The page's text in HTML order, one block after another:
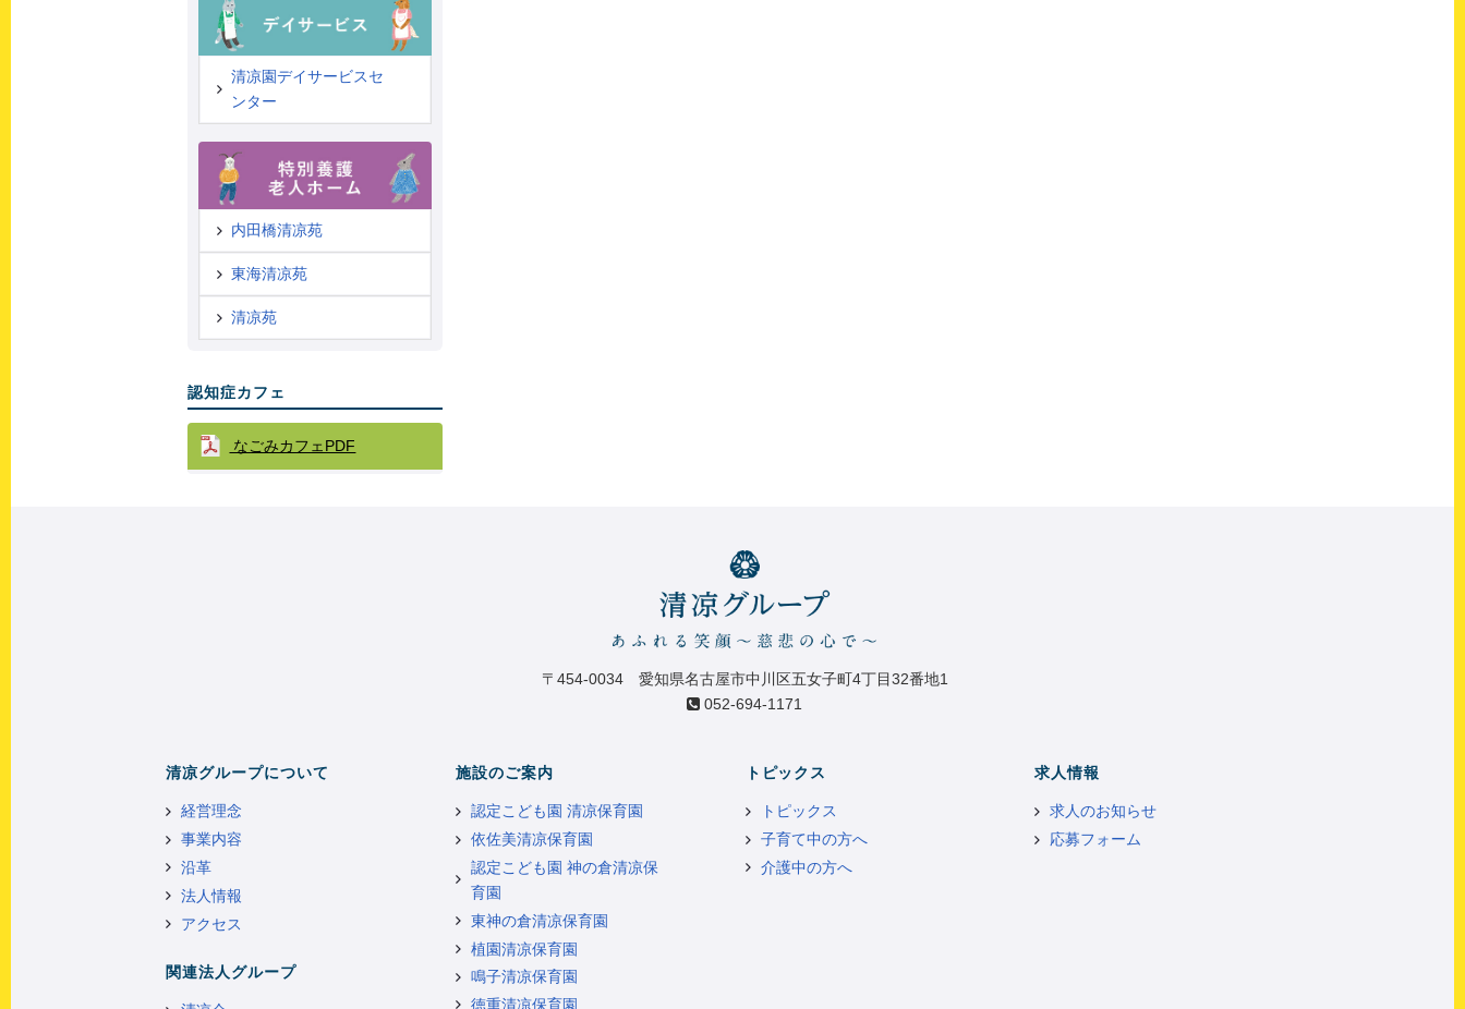
清凉園デイサービスセ
ンター
内田橋清凉苑
東海清凉苑
清凉苑
認知症カフェ
なごみカフェPDF
〒454-0034 愛知県名古屋市中川区五女子町4丁目32番地1
052-694-1171
清凉グループについて
経営理念
事業内容
沿革
法人情報
アクセス
関連法人グループ
施設のご案内
認定こども園 清凉保育園
依佐美清凉保育園
認定こども園 神の倉清凉保
育園
東神の倉清凉保育園
植園清凉保育園
鳴子清凉保育園
徳重清凉保育園
トピックス
トピックス
子育て中の方へ
介護中の方へ
求人情報
求人のお知らせ
応募フォーム